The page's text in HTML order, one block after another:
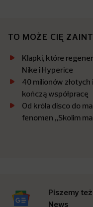
TO MOŻE CIĘ
Klapki, które
Nike i Hyperice
40 milionów złotych
kończą współpracę
Od króla disco do
fenomen „Skolim
Piszemy
News